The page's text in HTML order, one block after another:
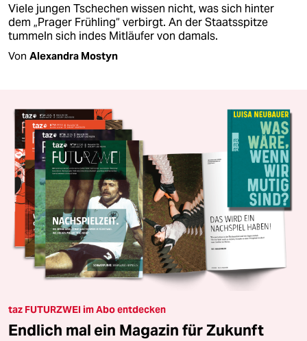
Viele jungen Tschechen wissen nicht, was sich hinter
dem „Prager Frühling“ verbirgt. An der Staatsspitze
tummeln sich indes Mitläufer von damals.
Von Alexandra Mostyn
taz FUTURZWEI im Abo entdecken
Endlich mal ein Magazin für Zukunft